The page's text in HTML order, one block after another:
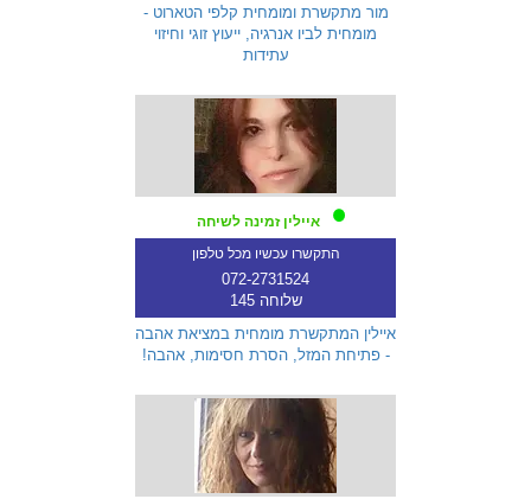
מור מתקשרת ומומחית קלפי הטארוט -
מומחית לביו אנרגיה, ייעוץ זוגי וחיזוי
עתידות
איילין זמינה לשיחה
התקשרו עכשיו מכל טלפון
072-2731524
שלוחה 145
איילין המתקשרת מומחית במציאת אהבה
- פתיחת המזל, הסרת חסימות, אהבה!